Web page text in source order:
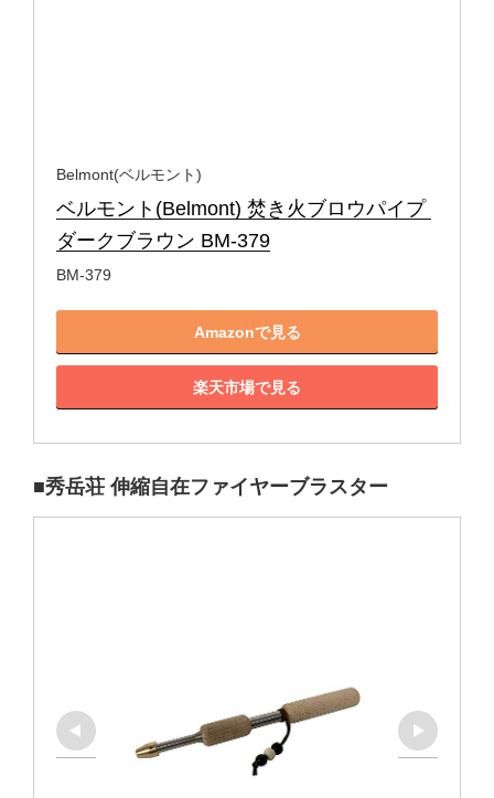
Belmont(ベルモント)
ベルモント(Belmont) 焚き火ブロウパイプ
ダークブラウン BM-379
BM-379
Amazonで見る
楽天市場で見る
■秀岳荘 伸縮自在ファイヤーブラスター